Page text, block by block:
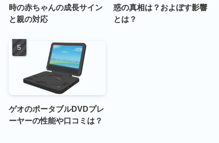
時の赤ちゃんの成長サイン
と親の対応
惑の真相は？およぼす影響
とは？
ゲオのポータブルDVDプレ
ーヤーの性能や口コミは？